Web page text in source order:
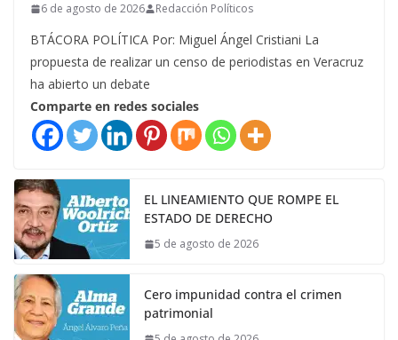
6 de agosto de 2026 Redacción Políticos
BTÁCORA POLÍTICA Por: Miguel Ángel Cristiani La
propuesta de realizar un censo de periodistas en Veracruz
ha abierto un debate
Comparte en redes sociales
EL LINEAMIENTO QUE ROMPE EL
ESTADO DE DERECHO
5 de agosto de 2026
Cero impunidad contra el crimen
patrimonial